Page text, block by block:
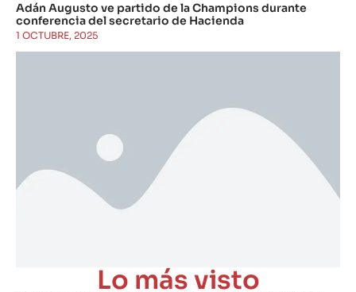
Adán Augusto ve partido de la Champions durante
conferencia del secretario de Hacienda
1 OCTUBRE, 2025
Lo más visto